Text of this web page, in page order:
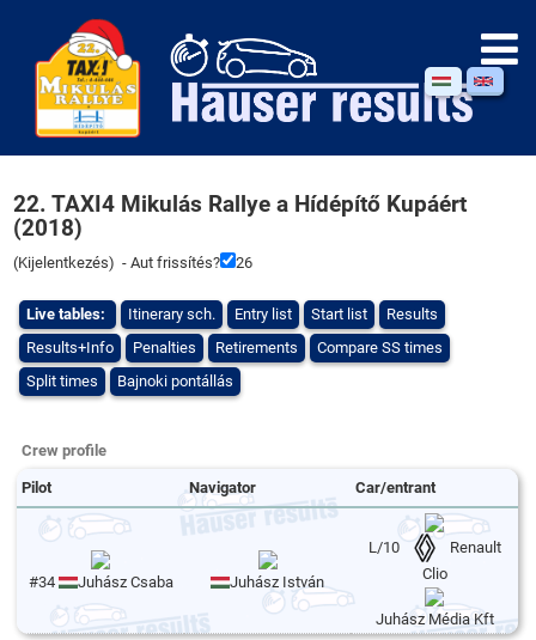
22. TAXI4 Mikulás Rallye a Hídépítő Kupáért
(2018)
(Kijelentkezés) - Aut frissítés? 26
Live tables: Itinerary sch. Entry list Start list
Results
Results+Info
Penalties Retirements
Compare SS times
Split times
Bajnoki pontállás
Crew profile
Pilot Navigator Car/entrant
#34 Juhász Csaba Juhász István
L/10
Renault
Clio
Juhász Média Kft